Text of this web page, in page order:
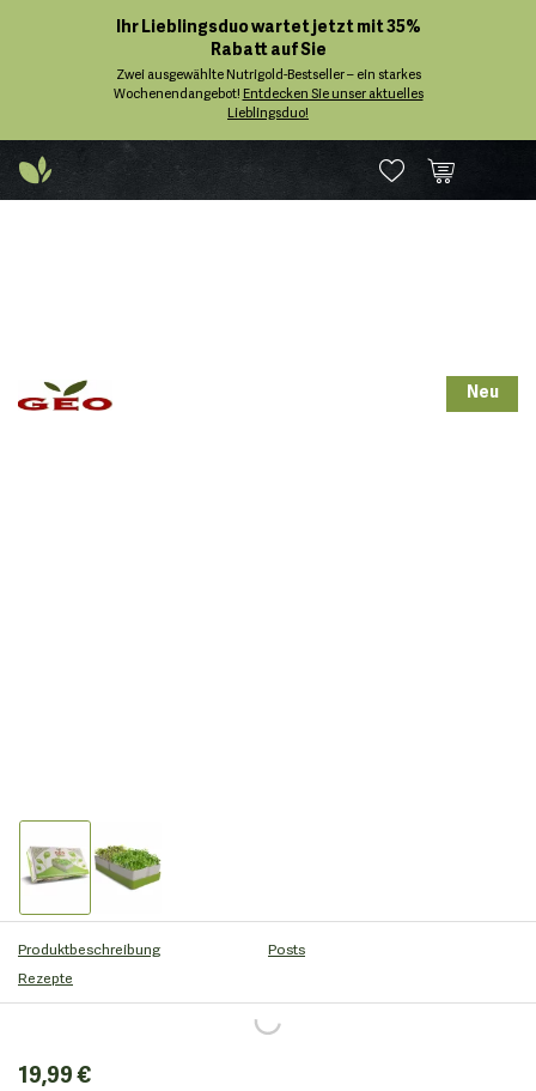
Ihr Lieblingsduo wartet jetzt mit 35%
Rabatt auf Sie
Zwei ausgewählte Nutrigold-Bestseller – ein starkes
Wochenendangebot! Entdecken Sie unser aktuelles
Lieblingsduo!
Neu
Produktbeschreibung
Posts
Rezepte
19,99 €